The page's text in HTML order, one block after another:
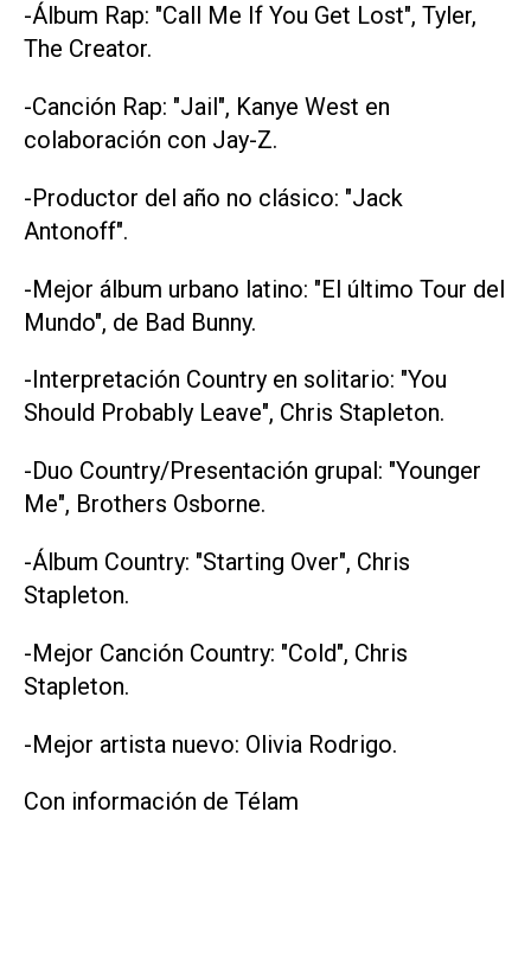
-Álbum Rap: "Call Me If You Get Lost", Tyler,
The Creator.
-Canción Rap: "Jail", Kanye West en
colaboración con Jay-Z.
-Productor del año no clásico: "Jack
Antonoff".
-Mejor álbum urbano latino: "El último Tour del
Mundo", de Bad Bunny.
-Interpretación Country en solitario: "You
Should Probably Leave", Chris Stapleton.
-Duo Country/Presentación grupal: "Younger
Me", Brothers Osborne.
-Álbum Country: "Starting Over", Chris
Stapleton.
-Mejor Canción Country: "Cold", Chris
Stapleton.
-Mejor artista nuevo: Olivia Rodrigo.
Con información de Télam